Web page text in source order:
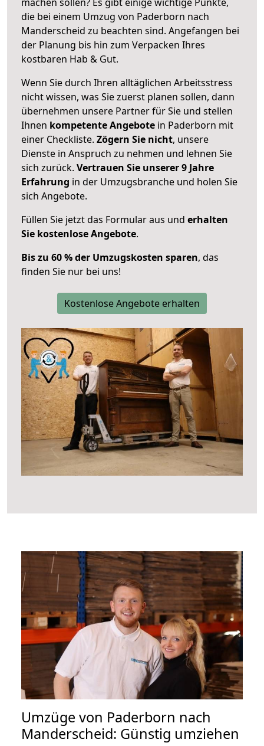
die bei einem Umzug von Paderborn nach
Manderscheid zu beachten sind. Angefangen bei
der Planung bis hin zum Verpacken Ihres
kostbaren Hab & Gut.
Wenn Sie durch Ihren alltäglichen Arbeitsstress
nicht wissen, was Sie zuerst planen sollen, dann
übernehmen unsere Partner für Sie und stellen
Ihnen kompetente Angebote in Paderborn mit
einer Checkliste. Zögern Sie nicht, unsere
Dienste in Anspruch zu nehmen und lehnen Sie
sich zurück. Vertrauen Sie unserer 9 Jahre
Erfahrung in der Umzugsbranche und holen Sie
sich Angebote.
Füllen Sie jetzt das Formular aus und erhalten
Sie kostenlose Angebote.
Bis zu 60 % der Umzugskosten sparen, das
finden Sie nur bei uns!
Kostenlose Angebote erhalten
Umzüge von Paderborn nach
Manderscheid: Günstig umziehen